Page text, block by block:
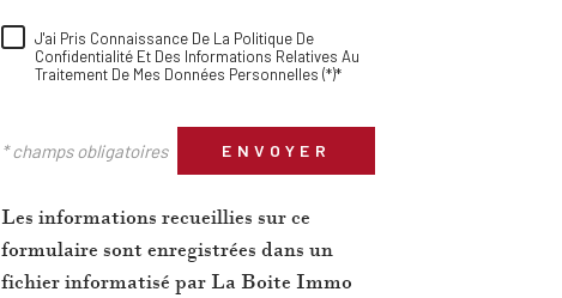
J'ai Pris Connaissance De La Politique De
Confidentialité Et Des Informations Relatives Au
Traitement De Mes Données Personnelles (*)*
* champs obligatoires ENVOYER
Les informations recueillies sur ce
formulaire sont enregistrées dans un
fichier informatisé par La Boite Immo